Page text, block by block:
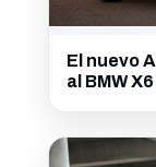
El nuevo
al BMW X6